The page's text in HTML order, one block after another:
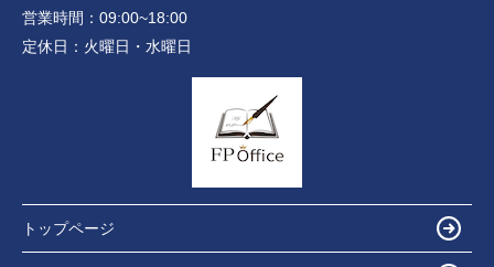
営業時間： 09:00~18:00
定休日： 火曜日・水曜日
トップページ